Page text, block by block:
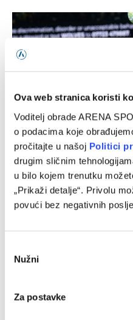
Ova web stranica koristi
Voditelj obrade ARENA
o podacima koje
pročitajte u našoj Politici
drugim sličnim
u bilo kojem trenutku
„Prikaži detalje“. Privolu
povući bez negativnih
Selection
Nužni
Za postavke
Liverpool – Monaco,
06/08/2026